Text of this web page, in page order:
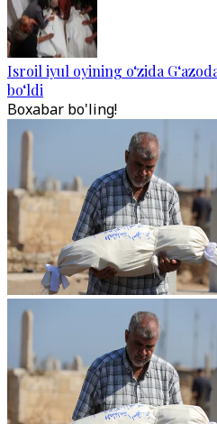
Isroil iyul oyining o‘zida
bo‘ldi
Boxabar bo'ling!